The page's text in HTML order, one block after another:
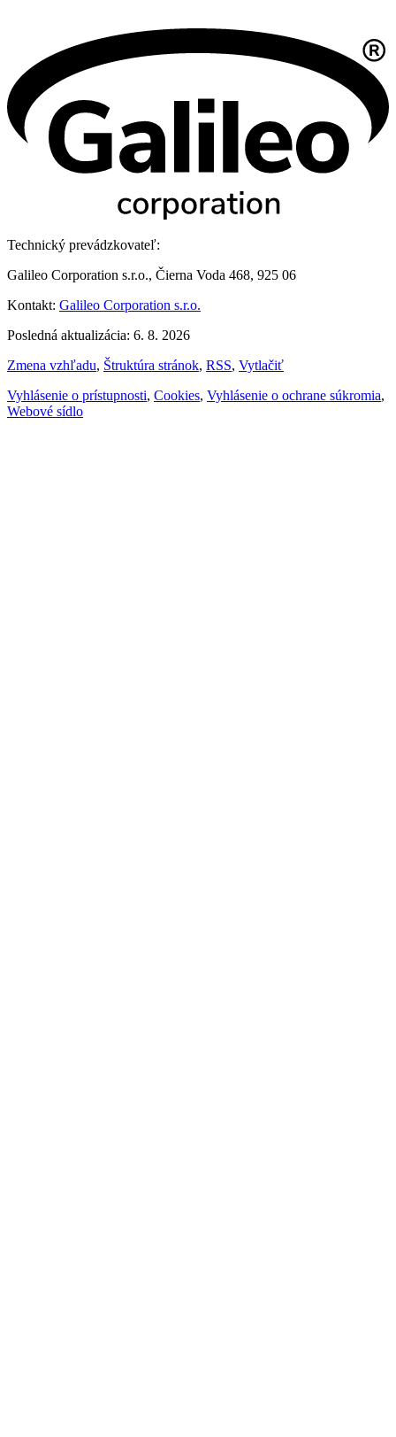
Technický prevádzkovateľ:
Galileo Corporation s.r.o., Čierna Voda 468, 925 06
Kontakt: Galileo Corporation s.r.o.
Posledná aktualizácia: 6. 8. 2026
Zmena vzhľadu, Štruktúra stránok, RSS, Vytlačiť
Vyhlásenie o prístupnosti, Cookies, Vyhlásenie o ochrane súkromia,
Webové sídlo